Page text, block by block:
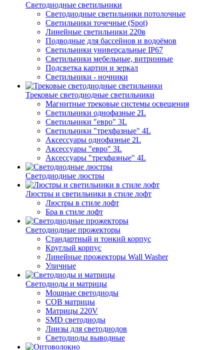
Светодиодные светильники
Светодиодные светильники потолочные
Светильники точечные (Spot)
Линейные светильники 220в
Подводные для бассейнов и водоёмов
Светильники универсальные IP67
Светильники мебельные, витринные
Подсветка картин и зеркал
Светильники - ночники
Трековые светодиодные светильники
Магнитные трековые системы освещения
Светильники однофазные 2L
Светильники "евро" 3L
Светильники "трехфазные" 4L
Аксессуары однофазные 2L
Аксессуары "евро" 3L
Аксессуары "трехфазные" 4L
Светодиодные люстры
Люстры и светильники в стиле лофт
Люстры в стиле лофт
Бра в стиле лофт
Светодиодные прожекторы
Стандартный и тонкий корпус
Круглый корпус
Линейные прожекторы Wall Washer
Уличные
Светодиоды и матрицы
Мощные светодиоды
COB матрицы
Матрицы 220V
SMD светодиоды
Линзы для светодиодов
Светодиоды выводные